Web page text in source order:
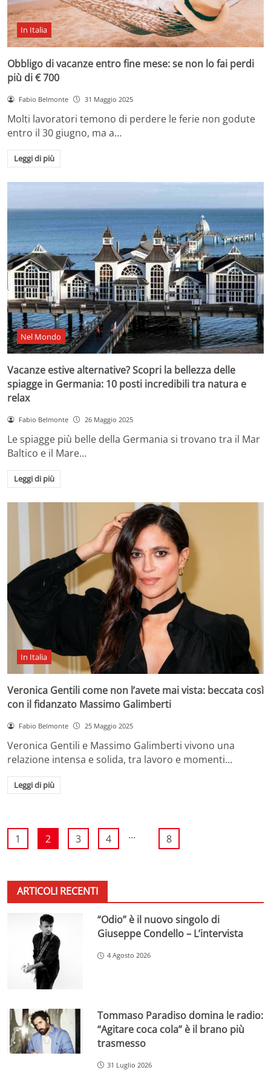
In Italia
Obbligo di vacanze entro fine mese: se non lo fai perdi
più di € 700
Fabio Belmonte 31 Maggio 2025
Molti lavoratori temono di perdere le ferie non godute
entro il 30 giugno, ma a…
Leggi di più
Nel Mondo
Vacanze estive alternative? Scopri la bellezza delle
spiagge in Germania: 10 posti incredibili tra natura e
relax
Fabio Belmonte 26 Maggio 2025
Le spiagge più belle della Germania si trovano tra il Mar
Baltico e il Mare…
Leggi di più
In Italia
Veronica Gentili come non l’avete mai vista: beccata così
con il fidanzato Massimo Galimberti
Fabio Belmonte 25 Maggio 2025
Veronica Gentili e Massimo Galimberti vivono una
relazione intensa e solida, tra lavoro e momenti…
Leggi di più
1 2 3 4 ... 8
ARTICOLI RECENTI
“Odio” è il nuovo singolo di
Giuseppe Condello – L’intervista
4 Agosto 2026
Tommaso Paradiso domina le radio:
“Agitare coca cola” è il brano più
trasmesso
31 Luglio 2026